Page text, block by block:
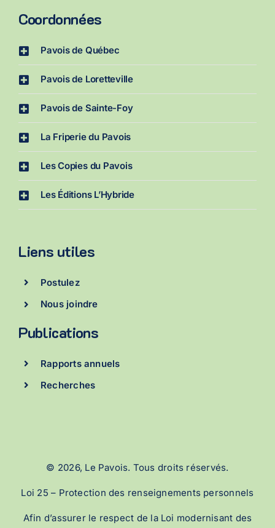
Coordonnées
Pavois de Québec
Pavois de Loretteville
Pavois de Sainte-Foy
La Friperie du Pavois
Les Copies du Pavois
Les Éditions L’Hybride
Liens utiles
Postulez
Nous joindre
Publications
Rapports annuels
Recherches
© 2026, Le Pavois. Tous droits réservés.
Loi 25 – Protection des renseignements personnels
Afin d’assurer le respect de la Loi modernisant des